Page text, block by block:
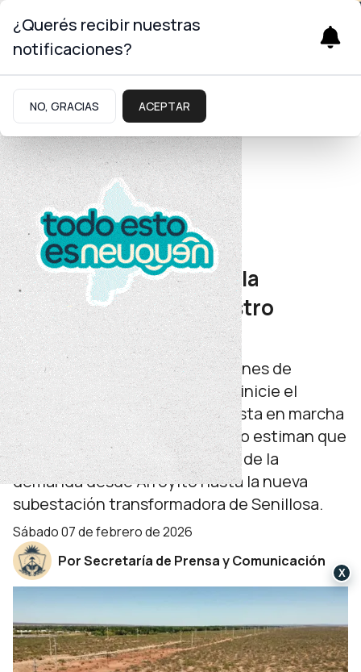
Energía
EPEN
Este mes se culminará la
ampliación del suministro
eléctrico en Senillosa
Desde el EPEN se prevé que a fines de
febrero se termine la obra y se inicie el
proceso de confiabilidad y puesta en marcha
de las instalaciones. Para marzo estiman que
se pueda comenzar el traslado de la
demanda desde Arroyito hasta la nueva
subestación transformadora de Senillosa.
sábado 07 de febrero de 2026
Por Secretaría de Prensa y Comunicación
¿Querés recibir nuestras
notificaciones?
NO, GRACIAS ACEPTAR
X